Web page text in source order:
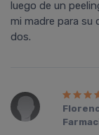
luego de un
mi madre para su
dos.